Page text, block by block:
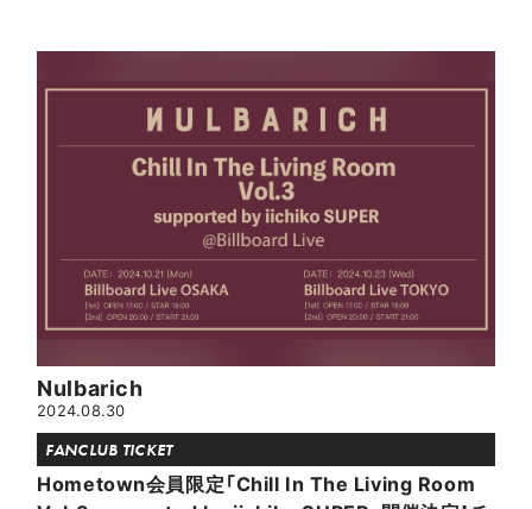
Nulbarich
2024.08.30
FANCLUB TICKET
Hometown会員限定「Chill In The Living Room